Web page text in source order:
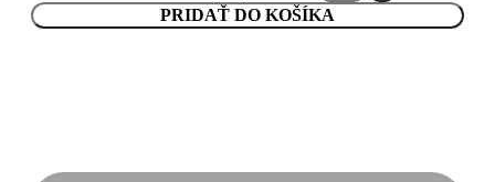
PRIDAŤ DO KOŠÍKA